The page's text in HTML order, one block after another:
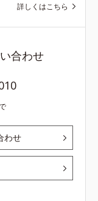
詳しくはこちら
合わせ
わせ